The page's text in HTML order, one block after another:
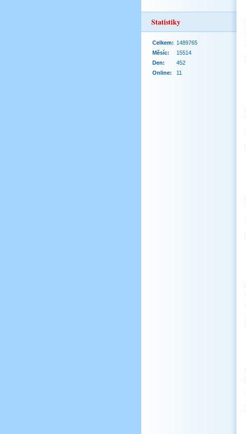
Statistiky
Online: 11
Celkem: 1489765
Měsíc:
15514
Den:
452